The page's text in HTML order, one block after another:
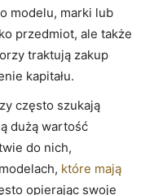
modelu, marki lub
przedmiot, ale także
traktują zakup
kapitału.
często szukają
dużą wartość
do nich,
które mają
opierając swoje